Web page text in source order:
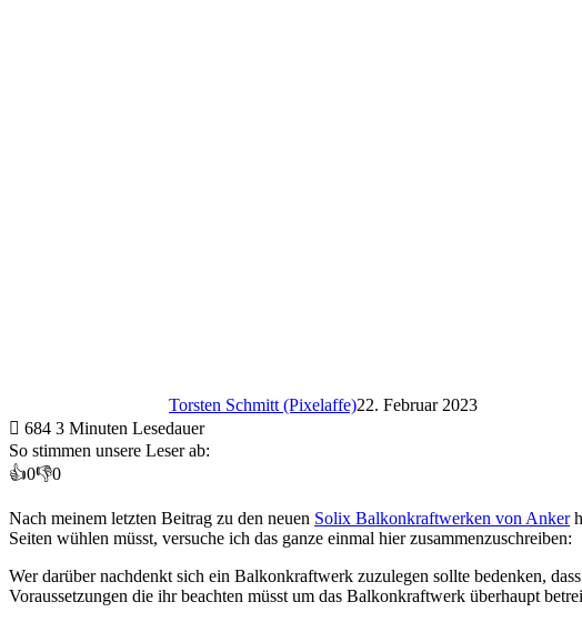
Torsten Schmitt (Pixelaffe)22. Februar 2023
684 3 Minuten Lesedauer
So stimmen unsere Leser ab:
👍0👎0
Nach meinem letzten Beitrag zu den neuen Solix Balkonkraftwerken von Anker
Seiten wühlen müsst, versuche ich das ganze einmal hier zusammenzuschreiben:
Wer darüber nachdenkt sich ein Balkonkraftwerk zuzulegen sollte bedenken,
Voraussetzungen die ihr beachten müsst um das Balkonkraftwerk überhaupt